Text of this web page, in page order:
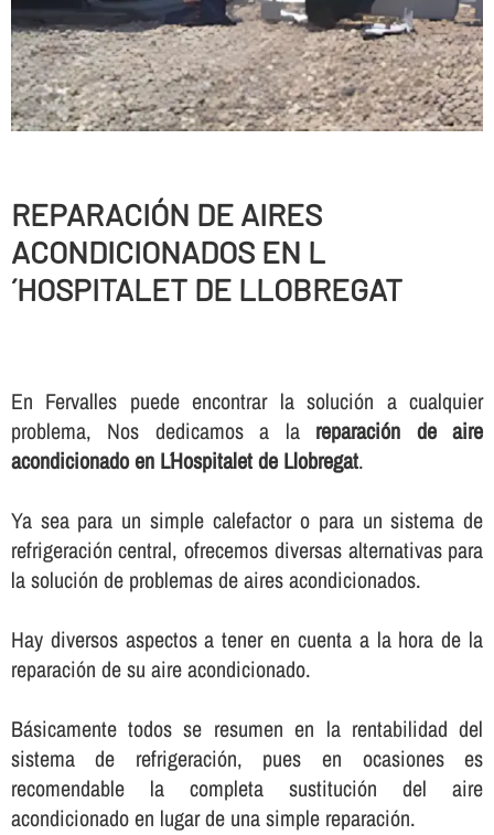
REPARACIÓN DE AIRES
ACONDICIONADOS EN L
´HOSPITALET DE LLOBREGAT
En Fervalles puede encontrar la solución a cualquier
problema, Nos dedicamos a la reparación de aire
acondicionado en L´Hospitalet de Llobregat.
Ya sea para un simple calefactor o para un sistema de
refrigeración central, ofrecemos diversas alternativas para
la solución de problemas de aires acondicionados.
Hay diversos aspectos a tener en cuenta a la hora de la
reparación de su aire acondicionado.
Básicamente todos se resumen en la rentabilidad del
sistema de refrigeración, pues en ocasiones es
recomendable la completa sustitución del aire
acondicionado en lugar de una simple reparación.